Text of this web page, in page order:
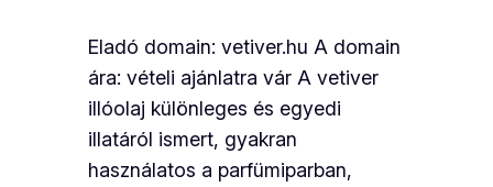
Eladó domain: vetiver.hu A domain
ára: vételi ajánlatra vár A vetiver
illóolaj különleges és egyedi
illatáról ismert, gyakran
használatos a parfümiparban,